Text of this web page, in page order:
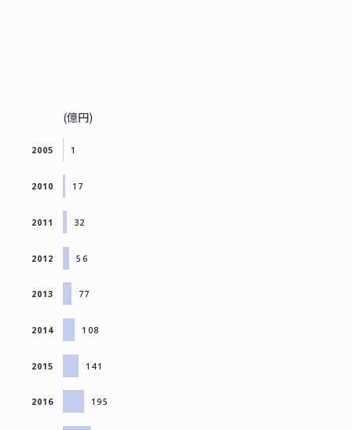
(億円)
1
2005
17
2010
32
2011
56
2012
77
2013
108
2014
141
2015
195
2016